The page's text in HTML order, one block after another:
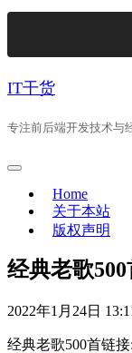
Skip
IT干货
专注前后端开发技术与
Home
关于本站
版权声明
经典老歌
2022年1月24日
经典老歌500首链接: